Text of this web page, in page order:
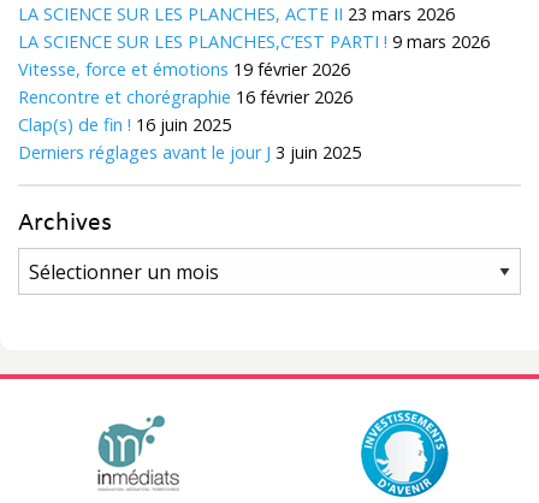
LA SCIENCE SUR LES PLANCHES, ACTE II 23 mars 2026
LA SCIENCE SUR LES PLANCHES,C’EST PARTI ! 9 mars 2026
Vitesse, force et émotions 19 février 2026
Rencontre et chorégraphie 16 février 2026
Clap(s) de fin ! 16 juin 2025
Derniers réglages avant le jour J 3 juin 2025
Archives
Archives